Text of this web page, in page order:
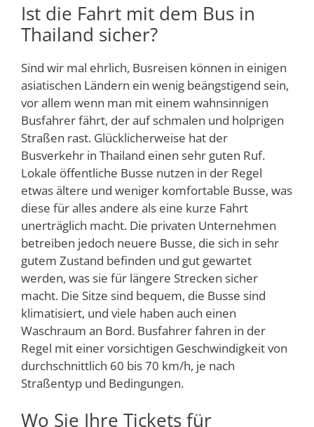
Ist die Fahrt mit dem Bus in
Thailand sicher?
Sind wir mal ehrlich, Busreisen können in einigen
asiatischen Ländern ein wenig beängstigend sein,
vor allem wenn man mit einem wahnsinnigen
Busfahrer fährt, der auf schmalen und holprigen
Straßen rast. Glücklicherweise hat der
Busverkehr in Thailand einen sehr guten Ruf.
Lokale öffentliche Busse nutzen in der Regel
etwas ältere und weniger komfortable Busse, was
diese für alles andere als eine kurze Fahrt
unerträglich macht. Die privaten Unternehmen
betreiben jedoch neuere Busse, die sich in sehr
gutem Zustand befinden und gut gewartet
werden, was sie für längere Strecken sicher
macht. Die Sitze sind bequem, die Busse sind
klimatisiert, und viele haben auch einen
Waschraum an Bord. Busfahrer fahren in der
Regel mit einer vorsichtigen Geschwindigkeit von
durchschnittlich 60 bis 70 km/h, je nach
Straßentyp und Bedingungen.
Wo Sie Ihre Tickets für